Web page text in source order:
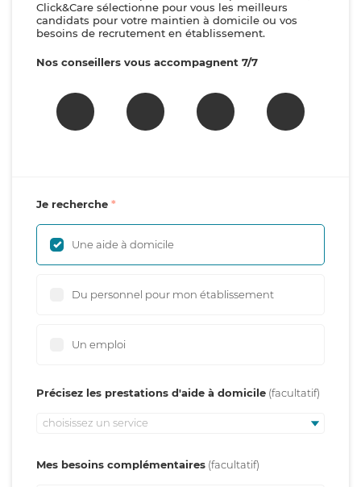
Click&Care sélectionne pour vous les meilleurs
candidats pour votre maintien à domicile ou vos
besoins de recrutement en établissement.
Nos conseillers vous accompagnent 7/7
Je recherche
Une aide à domicile
Du personnel pour mon établissement
Un emploi
Précisez les prestations d'aide à domicile
choisissez un service
Mes besoins complémentaires